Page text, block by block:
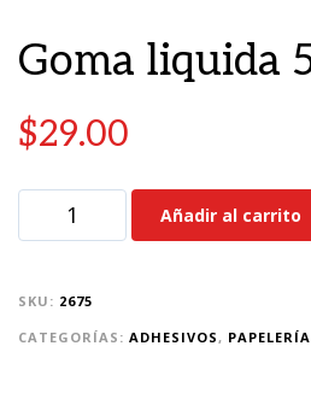
Goma liquida
$29.00
Añadir al carrito
SKU: 2675
CATEGORÍAS: ADHESIVOS, PAPELERÍA